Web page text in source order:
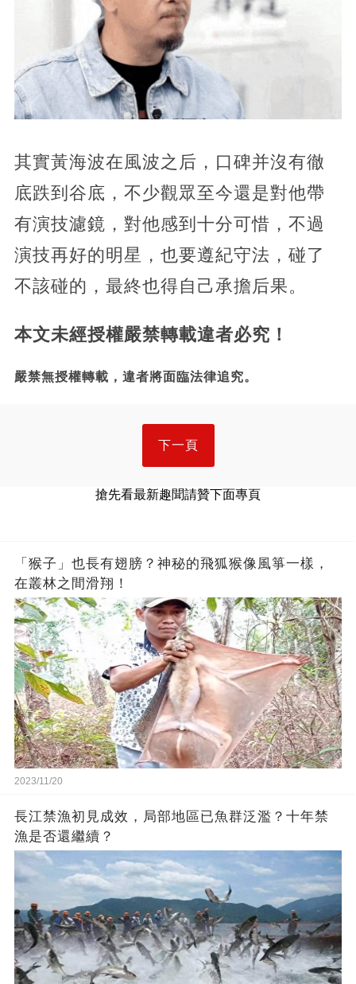
其實黃海波在風波之后，口碑并沒有徹
底跌到谷底，不少觀眾至今還是對他帶
有演技濾鏡，對他感到十分可惜，不過
演技再好的明星，也要遵紀守法，碰了
不該碰的，最終也得自己承擔后果。
本文未經授權嚴禁轉載違者必究！
嚴禁無授權轉載，違者將面臨法律追究。
下一頁
搶先看最新趣聞請贊下面專頁
「猴子」也長有翅膀？神秘的飛狐猴像風箏一樣，
在叢林之間滑翔！
2023/11/20
長江禁漁初見成效，局部地區已魚群泛濫？十年禁
漁是否還繼續？